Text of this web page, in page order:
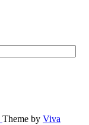
Theme by Viva